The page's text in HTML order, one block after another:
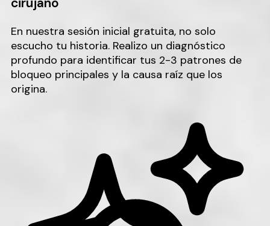
En nuestra sesión inicial gratuita, no solo
escucho tu historia. Realizo un diagnóstico
profundo para identificar tus 2-3 patrones de
bloqueo principales y la causa raíz que los
origina.